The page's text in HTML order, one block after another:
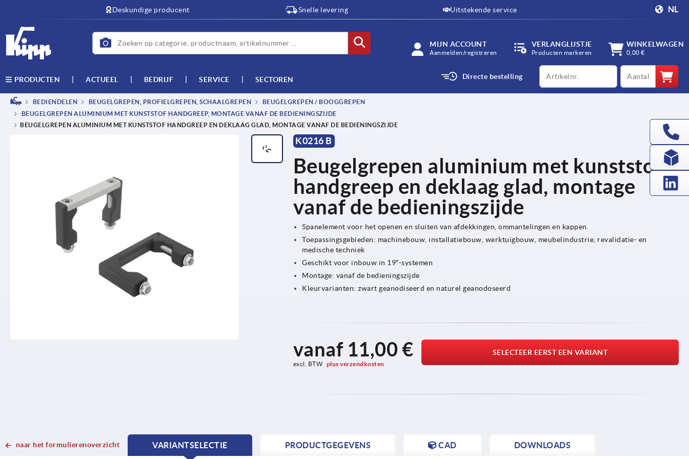
Deskundige producent Snelle levering Uitstekende service NL
MIJN ACCOUNT
Aanmelden/registreren
VERLANGLIJSTJE
Producten markeren
WINKELWAGEN
0,00 €
PRODUCTEN ACTUEEL BEDRIJF SERVICE SECTOREN Directe bestelling
productCode qty
BEDIENDELEN BEUGELGREPEN, PROFIELGREPEN, SCHAALGREPEN
BEUGELGREPEN / BOOGGREPEN
BEUGELGREPEN ALUMINIUM MET KUNSTSTOF HANDGREEP, MONTAGE VANAF DE BEDIENINGSZIJDE
BEUGELGREPEN ALUMINIUM MET KUNSTSTOF HANDGREEP EN DEKLAAG GLAD, MONTAGE VANAF DE BEDIENINGSZIJDE
K0216 B
Beugelgrepen aluminium met kunststof
handgreep en deklaag glad, montage
vanaf de bedieningszijde
Spanelement voor het openen en sluiten van afdekkingen, ommantelingen en kappen.
Toepassingsgebieden: machinebouw, installatiebouw, werktuigbouw, meubelindustrie, revalidatie- en
medische techniek
Geschikt voor inbouw in 19"-systemen
Montage: vanaf de bedieningszijde
Kleurvarianten: zwart geanodiseerd en naturel geanodoseerd
vanaf 11,00 €
excl. BTW plus verzendkosten
SELECTEER EERST EEN VARIANT
naar het formulierenoverzicht
VARIANTSELECTIE
CURRENT
CURRENT
PRODUCTGEGEVENS CAD DOWNLOADS